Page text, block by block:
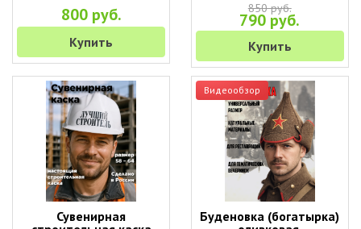
800 руб.
Купить
850 руб.
790 руб.
Купить
Сувенирная
Видеообзор
Буденовка (богатырка)